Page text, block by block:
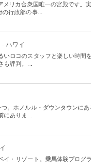
リカ合衆国唯一の宮殿です。
の行政部の事...
- ハワイ
ロコのスタッフと楽しい時間
も評判。...
。ホノルル・ダウンタウンに
にありま...
イ・リゾート。乗馬体験プログ